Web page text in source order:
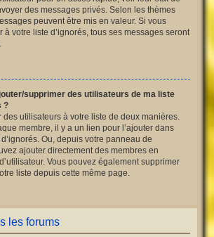
des messages privés. Selon les thèmes
peuvent être mis en valeur. Si vous
à votre liste d’ignorés, tous ses messages seront
supprimer des utilisateurs de ma liste
?
des utilisateurs à votre liste de deux manières.
membre, il y a un lien pour l’ajouter dans
Ou, depuis votre panneau de
ajouter directement des membres en
Vous pouvez également supprimer
liste depuis cette même page.
les forums